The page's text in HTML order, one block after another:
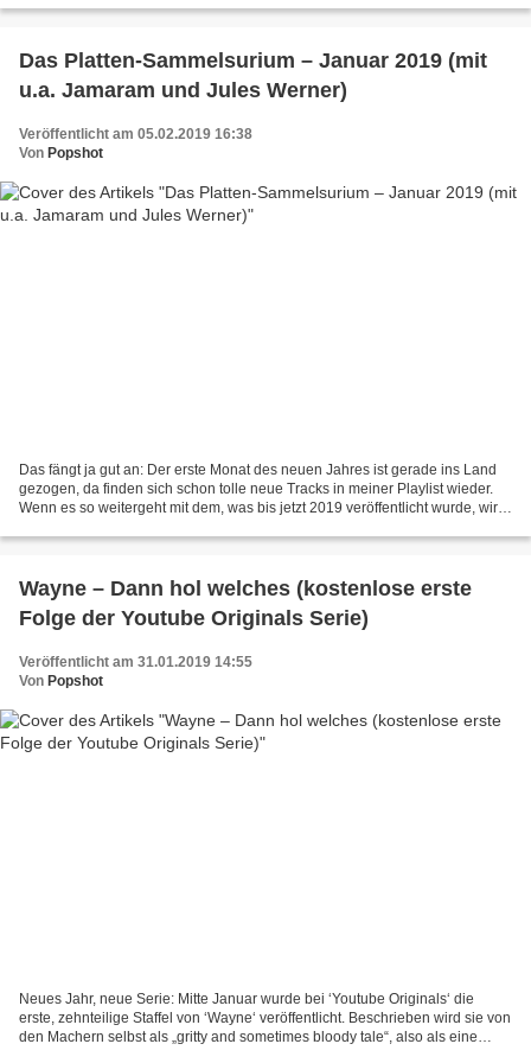
Das Platten-Sammelsurium – Januar 2019 (mit
u.a. Jamaram und Jules Werner)
Veröffentlicht am 05.02.2019 16:38
Von Popshot
Das fängt ja gut an: Der erste Monat des neuen Jahres ist gerade ins Land
gezogen, da finden sich schon tolle neue Tracks in meiner Playlist wieder.
Wenn es so weitergeht mit dem, was bis jetzt 2019 veröffentlicht wurde, wird
Wayne – Dann hol welches (kostenlose erste
Folge der Youtube Originals Serie)
Veröffentlicht am 31.01.2019 14:55
Von Popshot
Neues Jahr, neue Serie: Mitte Januar wurde bei ‘Youtube Originals‘ die
erste, zehnteilige Staffel von ‘Wayne‘ veröffentlicht. Beschrieben wird sie von
den Machern selbst als „gritty and sometimes bloody tale“, also als eine